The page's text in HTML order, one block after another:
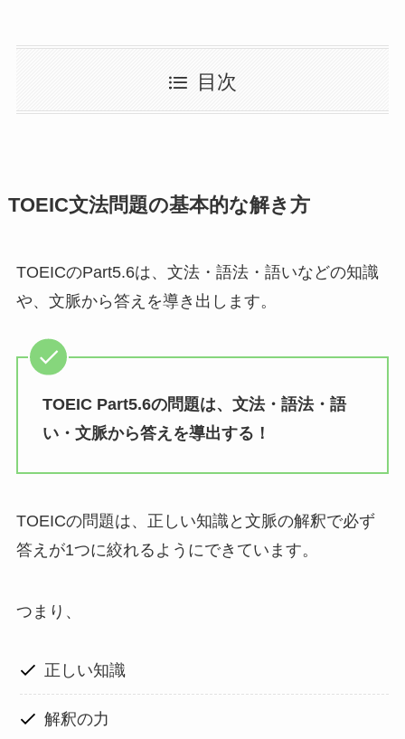
目次
TOEIC文法問題の基本的な解き方
TOEICのPart5.6は、文法・語法・語いなどの知識
や、文脈から答えを導き出します。
TOEIC Part5.6の問題は、文法・語法・語
い・文脈から答えを導出する！
TOEICの問題は、正しい知識と文脈の解釈で必ず
答えが1つに絞れるようにできています。
つまり、
正しい知識
解釈の力